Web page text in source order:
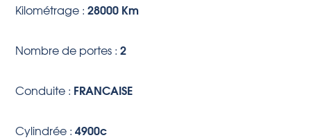
Kilométrage :28000 Km
Nombre de portes :2
Conduite : FRANCAISE
Cylindrée :4900c